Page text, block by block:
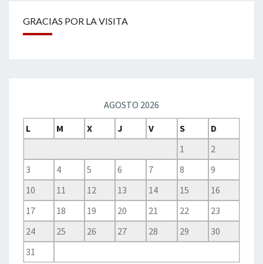
GRACIAS POR LA VISITA
AGOSTO 2026
L
M X J V S
D
1
2
3
4 5 6 7 8
9
10
11 12 13 14 15
16
17
18 19 20 21 22
23
24
25 26 27 28 29
30
31